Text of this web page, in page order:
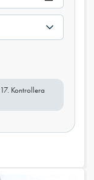
Kontrollera